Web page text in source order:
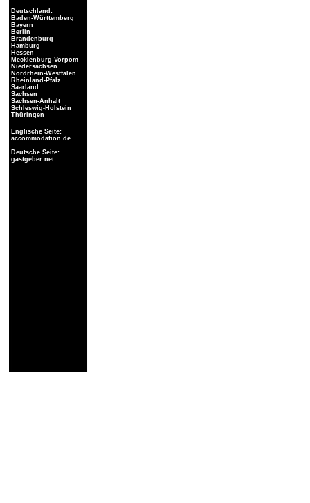
Deutschland:
Baden-Württemberg
Bayern
Berlin
Brandenburg
Hamburg
Hessen
Mecklenburg-Vorpom
Niedersachsen
Nordrhein-Westfalen
Rheinland-Pfalz
Saarland
Sachsen
Sachsen-Anhalt
Schleswig-Holstein
Thüringen
Englische Seite:
accommodation.de
Deutsche Seite:
gastgeber.net